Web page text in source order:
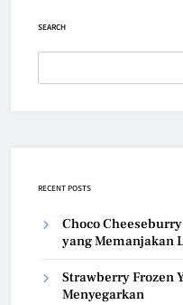
SEARCH
RECENT POSTS
Choco
yang Memanjakan
Strawberry Frozen
Menyegarkan